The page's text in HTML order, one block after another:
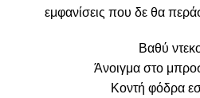
εμφανίσεις που δε θα
Βαθύ
Άνοιγμα στο
Κοντή φόδρα